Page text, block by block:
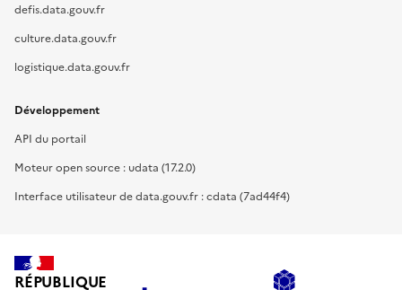
defis.data.gouv.fr
culture.data.gouv.fr
logistique.data.gouv.fr
Développement
API du portail
Moteur open source : udata (17.2.0)
Interface utilisateur de data.gouv.fr : cdata (7ad44f4)
RÉPUBLIQUE